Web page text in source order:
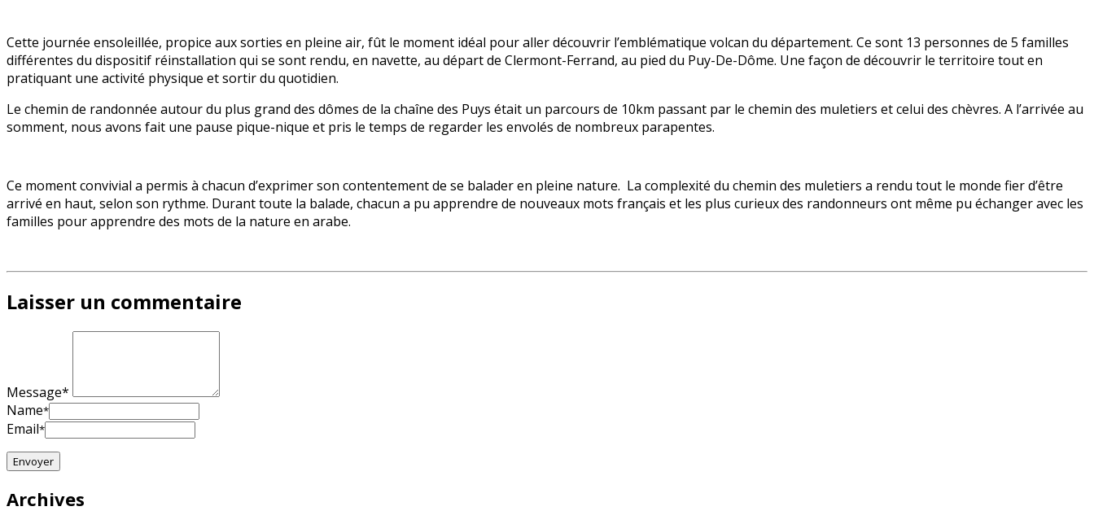
Cette journée ensoleillée, propice aux sorties en pleine air, fût le moment idéal pour aller découvrir l’emblématique volcan du département. Ce sont 13 personnes de 5 familles
différentes du dispositif réinstallation qui se sont rendu, en navette, au départ de Clermont-Ferrand, au pied du Puy-De-Dôme. Une façon de découvrir le territoire tout en
pratiquant une activité physique et sortir du quotidien.
Le chemin de randonnée autour du plus grand des dômes de la chaîne des Puys était un parcours de 10km passant par le chemin des muletiers et celui des chèvres. A l’arrivée au
somment, nous avons fait une pause pique-nique et pris le temps de regarder les envolés de nombreux parapentes.
Ce moment convivial a permis à chacun d’exprimer son contentement de se balader en pleine nature. La complexité du chemin des muletiers a rendu tout le monde fier d’être
arrivé en haut, selon son rythme. Durant toute la balade, chacun a pu apprendre de nouveaux mots français et les plus curieux des randonneurs ont même pu échanger avec les
familles pour apprendre des mots de la nature en arabe.
Laisser un commentaire
Message*
Name*
Email*
Archives